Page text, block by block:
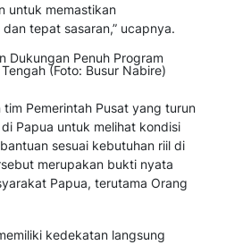
untuk memastikan
tepat sasaran,” ucapnya.
Pemerintah Pusat yang turun
Papua untuk melihat kondisi
sesuai kebutuhan riil di
merupakan bukti nyata
Papua, terutama Orang
kedekatan langsung